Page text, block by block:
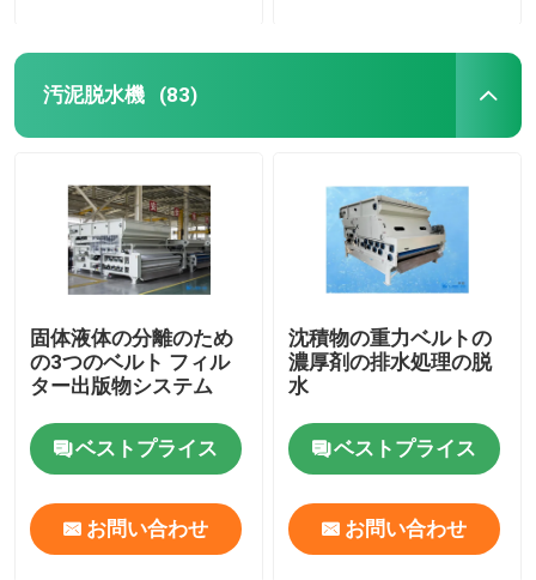
汚泥脱水機 (83)
固体液体の分離のため
の3つのベルト フィル
ター出版物システム
ベストプライス
お問い合わせ
沈積物の重力ベルトの
濃厚剤の排水処理の脱
水
ベストプライス
お問い合わせ